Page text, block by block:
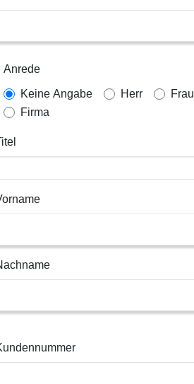
Anrede
Keine Angabe Herr Frau
Firma